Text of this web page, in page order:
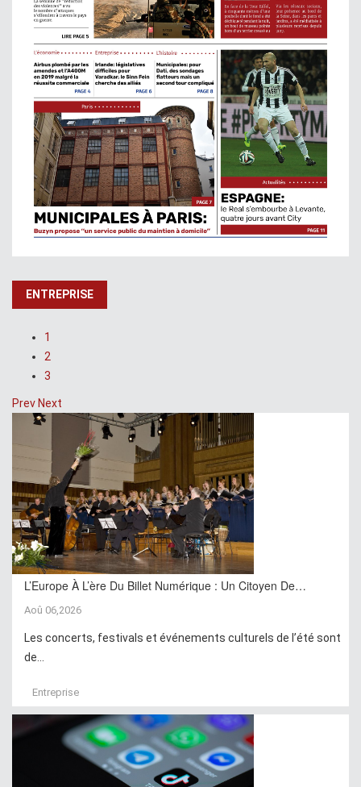
ENTREPRISE
1
2
3
Prev Next
L’Europe À L’ère Du Billet Numérique : Un Citoyen De…
Aoû 06,2026
Les concerts, festivals et événements culturels de l’été sont
de...
Entreprise